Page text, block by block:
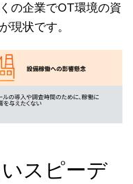
の企業でOT環境の資
現状です。
スピーデ